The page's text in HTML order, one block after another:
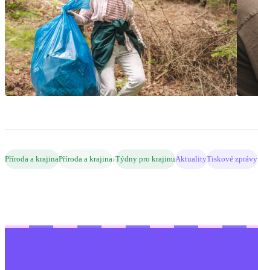
Příroda a krajinaPříroda a krajina›Týdny pro krajinuAktualityTiskové zprávy